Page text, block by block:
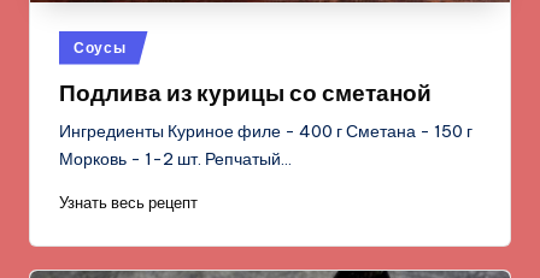
Опубликовано
в
Соусы
Подлива из курицы со сметаной
Ингредиенты Куриное филе - 400 г Сметана - 150 г
Морковь - 1-2 шт. Репчатый…
Узнать весь рецепт